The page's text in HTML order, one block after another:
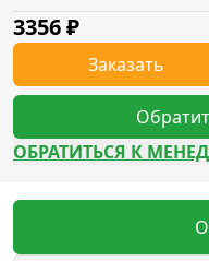
3356₽
Заказать
ОБРАТИТЬСЯ К